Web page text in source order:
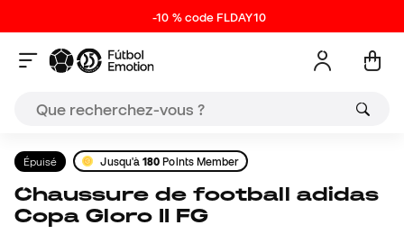
-10 % code FLDAY10
Épuisé Jusqu'à180 Points Member
Chaussure de football adidas
Copa Gloro II FG